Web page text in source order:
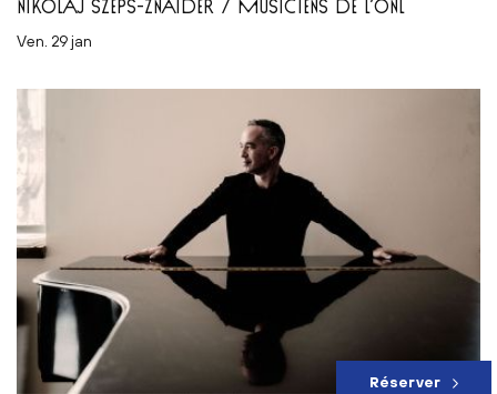
NIKOLAJ SZEPS-ZNAIDER / MUSICIENS DE L’ONL
ven. 29 jan
Réserver